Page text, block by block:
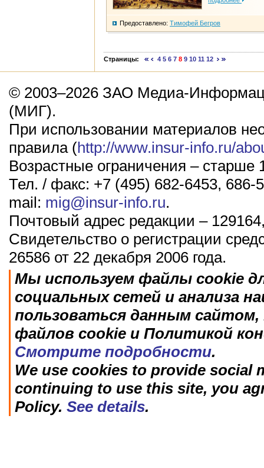
Предоставлено: Тимофей Бегров
Страницы: 4 5 6 7 8 9 10 11 12
© 2003–2026 ЗАО Медиа-
(МИГ).
При использовании материалов
правила (http://www.insur-info.ru/
Возрастные ограничения – старше
Тел. / факс: +7 (495) 682-6453, 686-
mail: mig@insur-info.ru.
Почтовый адрес редакции –
Свидетельство о регистрации
26586 от 22 декабря 2006 года.
Мы используем файлы cookie
социальных сетей и анализа
пользоваться данным
файлов cookie и Политикой
Смотрите подробности.
We use cookies to provide social
continuing to use this site, you
Policy. See details.